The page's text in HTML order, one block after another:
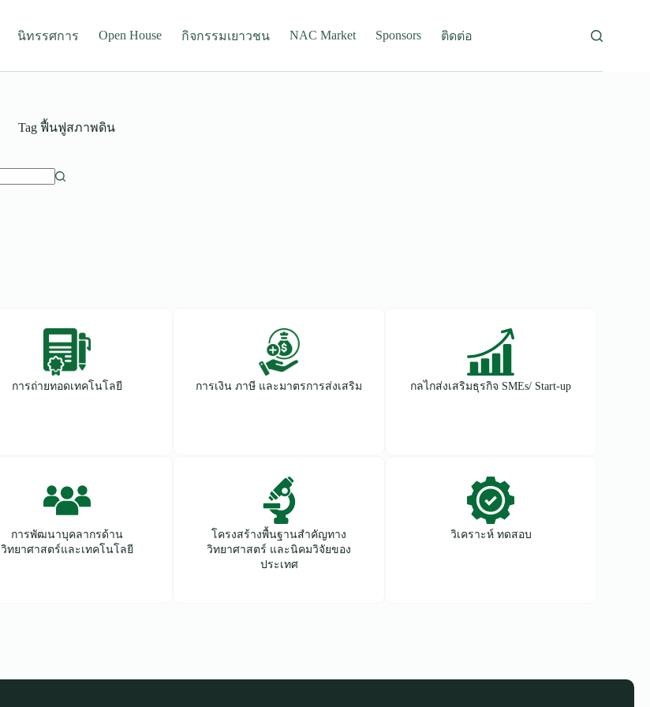
นิทรรศการ Open House กิจกรรมเยาวชน NAC Market Sponsors ติดต่อ
Tag ฟื้นฟูสภาพดิน
การถ่ายทอดเทคโนโลยี การเงิน ภาษี และมาตรการส่งเสริม กลไกส่งเสริมธุรกิจ SMEs/ Start-up
การพัฒนาบุคลากรด้าน
วิทยาศาสตร์และเทคโนโลยี
โครงสร้างพื้นฐานสำคัญทาง
วิทยาศาสตร์ และนิคมวิจัยของ
ประเทศ
วิเคราะห์ ทดสอบ